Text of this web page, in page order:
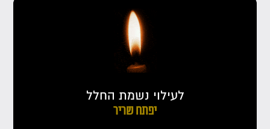
לעילוי נשמת החלל
יפתח שריר